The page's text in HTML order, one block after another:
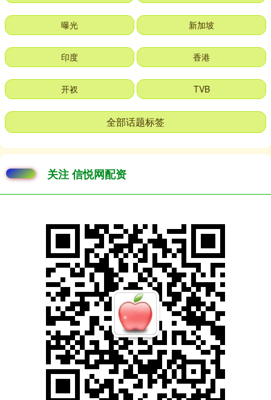
曝光 新加坡
印度 香港
开衩 TVB
全部话题标签
关注 信悦网配资